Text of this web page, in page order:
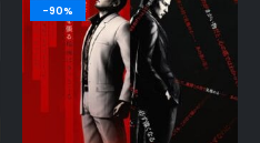
-90%